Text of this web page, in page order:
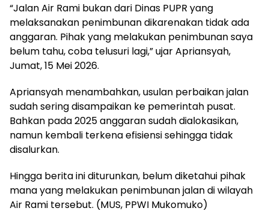
“Jalan Air Rami bukan dari Dinas PUPR yang
melaksanakan penimbunan dikarenakan tidak ada
anggaran. Pihak yang melakukan penimbunan saya
belum tahu, coba telusuri lagi,” ujar Apriansyah,
Jumat, 15 Mei 2026.
Apriansyah menambahkan, usulan perbaikan jalan
sudah sering disampaikan ke pemerintah pusat.
Bahkan pada 2025 anggaran sudah dialokasikan,
namun kembali terkena efisiensi sehingga tidak
disalurkan.
Hingga berita ini diturunkan, belum diketahui pihak
mana yang melakukan penimbunan jalan di wilayah
Air Rami tersebut. (MUS, PPWI Mukomuko)